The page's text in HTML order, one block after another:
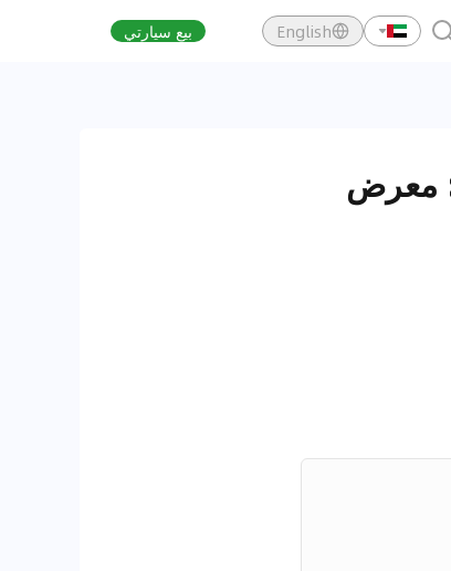
English بيع سيارتي
على سيارة بي واي دي تشين بلس 2025: معرض